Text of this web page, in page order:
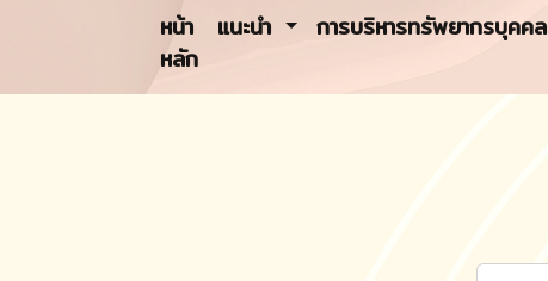
หน้า
หลัก
แนะนำ การบริหารทรัพยากรบุคคล